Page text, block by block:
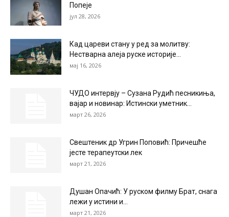
Попеје
јул 28, 2026
Кад цареви стану у ред за молитву:
Нестварна алеја руске историје...
мај 16, 2026
ЧУДО интервју – Сузана Рудић песникиња,
вајар и новинар: Истински уметник...
март 26, 2026
Свештеник др Угрин Поповић: Причешће
јесте терапеутски лек
март 21, 2026
Душан Опачић: У руском филму Брат, снага
лежи у истини и...
март 21, 2026